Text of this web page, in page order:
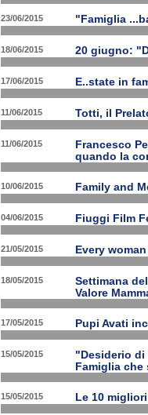
23/06/2015 "Famiglia
18/06/2015 20 giugno:
17/06/2015 E..state in
11/06/2015 Totti, il
11/06/2015
Francesco
quando la
10/06/2015 Family and
04/06/2015 Fiuggi Film
21/05/2015 Every
18/05/2015
Settimana
Valore
17/05/2015 Pupi Avati
15/05/2015
"Desiderio di
Famiglia che
15/05/2015 Le 10